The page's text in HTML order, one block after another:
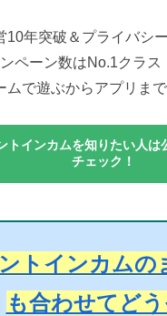
10年突破＆プライバシ
ペーン数はNo.1クラス
ムで遊ぶからアプリま
トインカムを知りたい人は
チェック！
トインカムの
も合わせてど